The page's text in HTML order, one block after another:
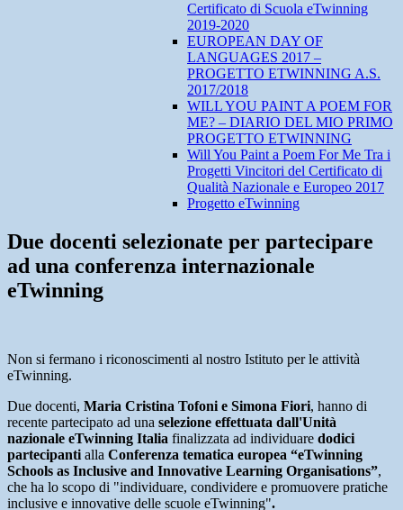
Certificato di Scuola eTwinning
2019-2020
EUROPEAN DAY OF
LANGUAGES 2017 –
PROGETTO ETWINNING A.S.
2017/2018
WILL YOU PAINT A POEM FOR
ME? – DIARIO DEL MIO PRIMO
PROGETTO ETWINNING
Will You Paint a Poem For Me Tra i
Progetti Vincitori del Certificato di
Qualità Nazionale e Europeo 2017
Progetto eTwinning
Due docenti selezionate per partecipare
ad una conferenza internazionale
eTwinning
Non si fermano i riconoscimenti al nostro Istituto per le attività
eTwinning.
Due docenti, Maria Cristina Tofoni e Simona Fiori, hanno di
recente partecipato ad una selezione effettuata dall'Unità
nazionale eTwinning Italia finalizzata ad individuare dodici
partecipanti alla Conferenza tematica europea “eTwinning
Schools as Inclusive and Innovative Learning Organisations”,
che ha lo scopo di "individuare, condividere e promuovere pratiche
inclusive e innovative delle scuole eTwinning".